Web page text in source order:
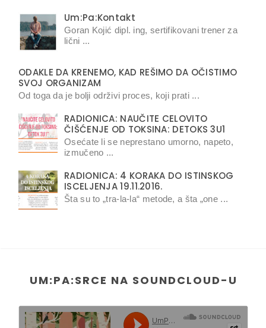
Um:Pa:Kontakt
Goran Kojić dipl. ing, sertifikovani trener za
lični ...
ODAKLE DA KRENEMO, KAD REŠIMO DA OČISTIMO
SVOJ ORGANIZAM
Od toga da je bolji održivi proces, koji prati ...
RADIONICA: NAUČITE CELOVITO
ČIŠĆENJE OD TOKSINA: DETOKS 3U1
Osećate li se neprestano umorno, napeto,
izmučeno ...
RADIONICA: 4 KORAKA DO ISTINSKOG
ISCELJENJA 19.11.2016.
Šta su to „tra-la-la“ metode, a šta „one ...
UM:PA:SRCE NA SOUNDCLOUD-U